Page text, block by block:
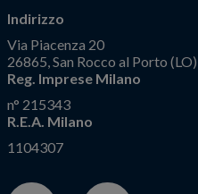
Indirizzo
Via Piacenza 20
26865, San Rocco al Porto (LO)
Reg. Imprese Milano
n° 215343
R.E.A. Milano
1104307